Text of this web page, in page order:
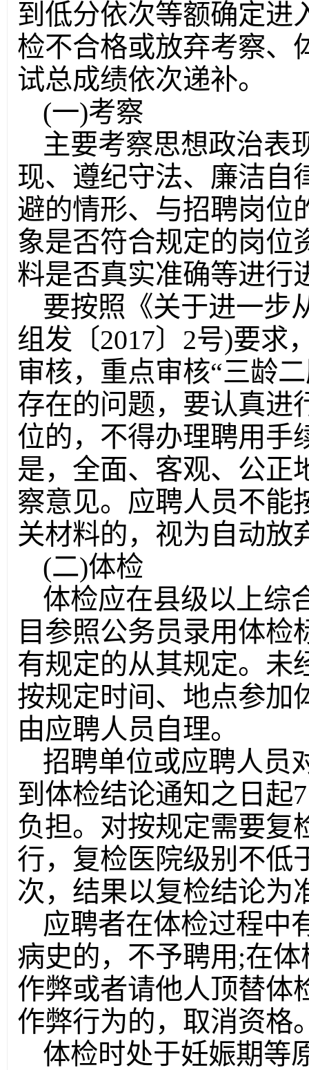
到低分依次等额确定进
检不合格或放弃考察、
试总成绩依次递补。
(一)考察
主要考察思想政治表
现、遵纪守法、廉洁自
避的情形、与招聘岗位
象是否符合规定的岗位
料是否真实准确等进行
要按照《关于进一步
组发〔2017〕2号)要求
审核，重点审核“三龄
存在的问题，要认真进
位的，不得办理聘用手
是，全面、客观、公正
察意见。应聘人员不能
关材料的，视为自动放
(二)体检
体检应在县级以上综
目参照公务员录用体检
有规定的从其规定。未
按规定时间、地点参加
由应聘人员自理。
招聘单位或应聘人员
到体检结论通知之日起
负担。对按规定需要复
行，复检医院级别不低
次，结果以复检结论为
应聘者在体检过程中
病史的，不予聘用;在
作弊或者请他人顶替体
作弊行为的，取消资格
体检时处于妊娠期等